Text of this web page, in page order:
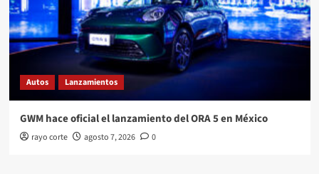
Autos Lanzamientos
GWM hace oficial el lanzamiento del ORA 5 en México
rayo corte agosto 7, 2026 0